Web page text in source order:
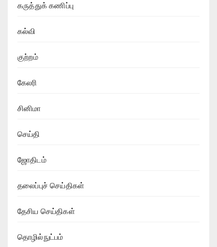
கருத்துக் கணிப்பு
கல்வி
குற்றம்
கேலரி
சினிமா
செய்தி
ஜோதிடம்
தலைப்புச் செய்திகள்
தேசிய செய்திகள்
தொழில்நுட்பம்